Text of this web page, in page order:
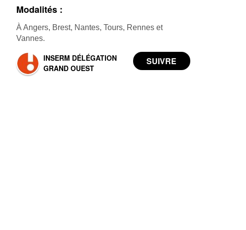
Modalités :
À Angers, Brest, Nantes, Tours, Rennes et
Vannes.
INSERM DÉLÉGATION
GRAND OUEST